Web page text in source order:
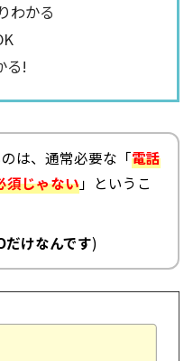
わかる
る!
は、通常必要な「電話
須じゃない」というこ
だけなんです)